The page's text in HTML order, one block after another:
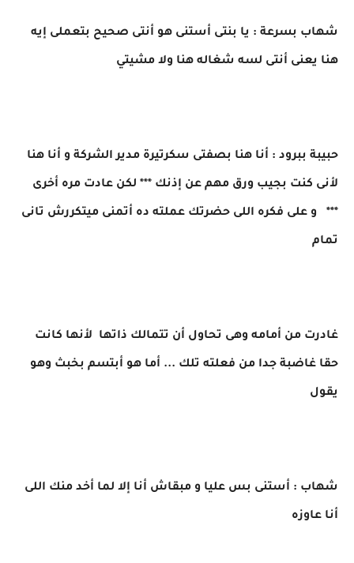
شهاب بسرعة : يا بنتى أستنى هو أنتى صحيح بتعملى إيه
هنا يعنى أنتى لسه شغاله هنا ولا مشيتي
حبيبة ببرود : أنا هنا بصفتى سكرتيرة مدير الشركة و أنا هنا
لأنى كنت بجيب ورق مهم عن إذنك *** لكن عادت مره أخرى
*** و على فكره اللى حضرتك عملته ده أتمنى ميتكررش تانى
تمام
غادرت من أمامه وهى تحاول أن تتمالك ذاتها لأنها كانت
حقا غاضبة جدا من فعلته تلك ... أما هو أبتسم بخبث وهو
يقول
شهاب : أستنى بس عليا و مبقاش أنا إلا لما أخد منك اللى
أنا عاوزه